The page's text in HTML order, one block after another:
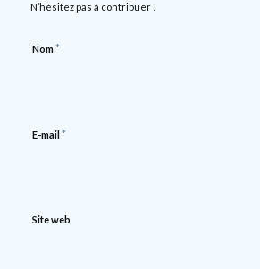
N’hésitez pas à contribuer !
Nom*
E-mail *
Site web